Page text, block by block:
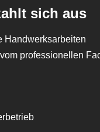
sich aus
Handwerksarbeiten
professionellen